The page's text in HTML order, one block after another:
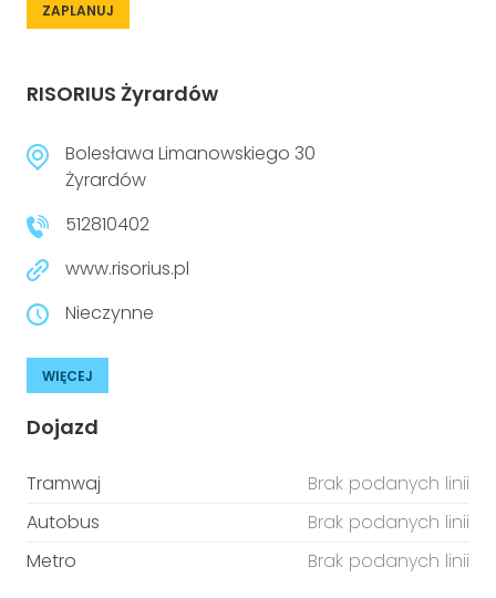
ZAPLANUJ
RISORIUS Żyrardów
Bolesława Limanowskiego 30
Żyrardów
512810402
www.risorius.pl
Nieczynne
WIĘCEJ
Dojazd
Tramwaj
Brak podanych linii
Autobus
Brak podanych linii
Metro
Brak podanych linii